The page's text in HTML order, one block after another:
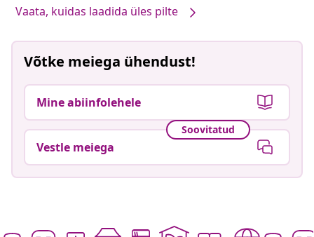
Vaata, kuidas laadida üles pilte
Võtke meiega ühendust!
Mine abiinfolehele
Soovitatud
Vestle meiega